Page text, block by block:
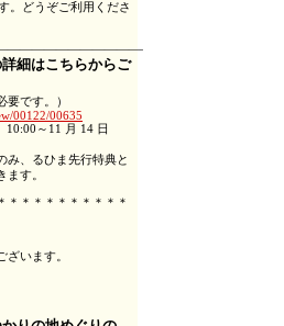
。どうぞご利用くださ
細はこちらからご
要です。）
00122/00635
10:00～11 月 14 日
み、るひま先行特典と
ます。
＊＊＊＊＊＊＊＊＊＊
います。